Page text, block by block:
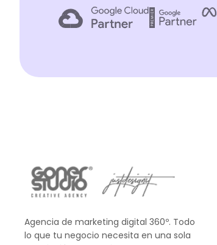
Agencia de marketing digital 360º. Todo
lo que tu negocio necesita en una sola